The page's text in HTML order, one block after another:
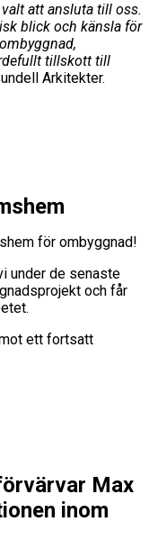
att ansluta till oss.
blick och känsla för
tillskott till
Arkitekter.
för ombyggnad!
under de senaste
och får
ett fortsatt
Max
inom